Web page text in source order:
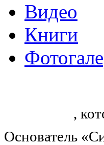
Видео
Книги
,
Основатель